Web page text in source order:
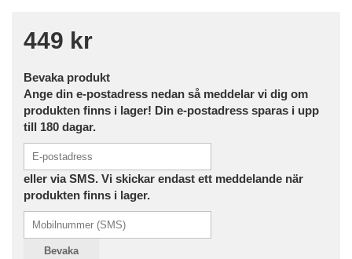
449 kr
Bevaka produkt
Ange din e-postadress nedan så meddelar vi dig om
produkten finns i lager! Din e-postadress sparas i upp
till 180 dagar.
eller via SMS. Vi skickar endast ett meddelande när
produkten finns i lager.
Bevaka